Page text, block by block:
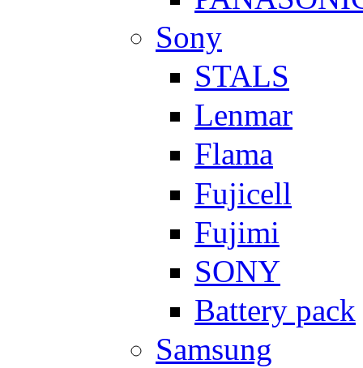
Sony
STALS
Lenmar
Flama
Fujicell
Fujimi
SONY
Battery pack
Samsung